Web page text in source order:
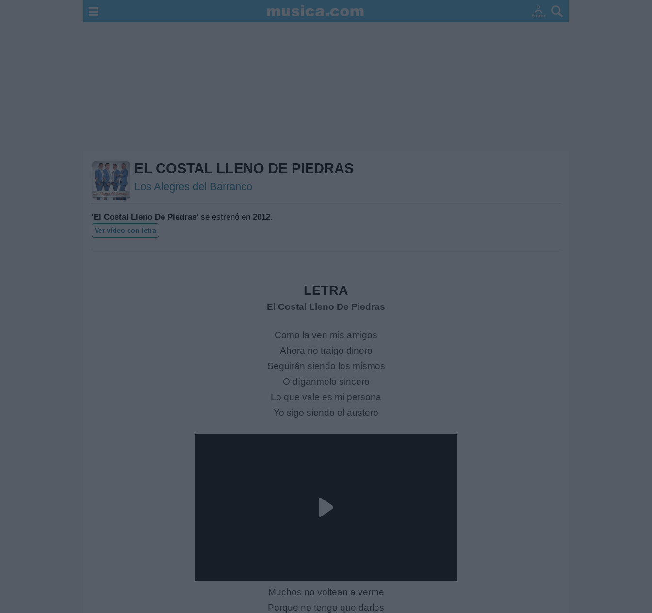
EL COSTAL LLENO DE PIEDRAS
Los Alegres del Barranco
'El Costal Lleno De Piedras' se estrenó en 2012.
Ver vídeo con letra
LETRA
El Costal Lleno De Piedras
Como la ven mis amigos
Ahora no traigo dinero
Seguirán siendo los mismos
O díganmelo sincero
Lo que vale es mi persona
Yo sigo siendo el austero
Muchos no voltean a verme
Porque no tengo que darles